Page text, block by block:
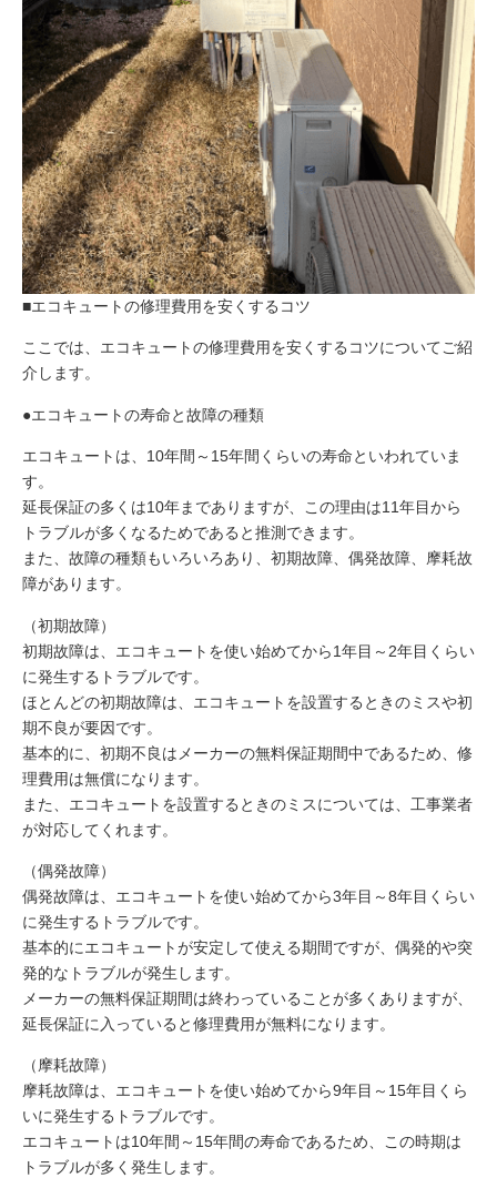
■エコキュートの修理費用を安くするコツ
ここでは、エコキュートの修理費用を安くするコツについてご紹
介します。
●エコキュートの寿命と故障の種類
エコキュートは、10年間～15年間くらいの寿命といわれていま
す。
延長保証の多くは10年までありますが、この理由は11年目から
トラブルが多くなるためであると推測できます。
また、故障の種類もいろいろあり、初期故障、偶発故障、摩耗故
障があります。
（初期故障）
初期故障は、エコキュートを使い始めてから1年目～2年目くらい
に発生するトラブルです。
ほとんどの初期故障は、エコキュートを設置するときのミスや初
期不良が要因です。
基本的に、初期不良はメーカーの無料保証期間中であるため、修
理費用は無償になります。
また、エコキュートを設置するときのミスについては、工事業者
が対応してくれます。
（偶発故障）
偶発故障は、エコキュートを使い始めてから3年目～8年目くらい
に発生するトラブルです。
基本的にエコキュートが安定して使える期間ですが、偶発的や突
発的なトラブルが発生します。
メーカーの無料保証期間は終わっていることが多くありますが、
延長保証に入っていると修理費用が無料になります。
（摩耗故障）
摩耗故障は、エコキュートを使い始めてから9年目～15年目くら
いに発生するトラブルです。
エコキュートは10年間～15年間の寿命であるため、この時期は
トラブルが多く発生します。